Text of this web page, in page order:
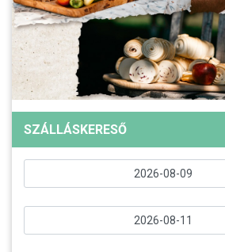
SZÁLLÁSKERESŐ